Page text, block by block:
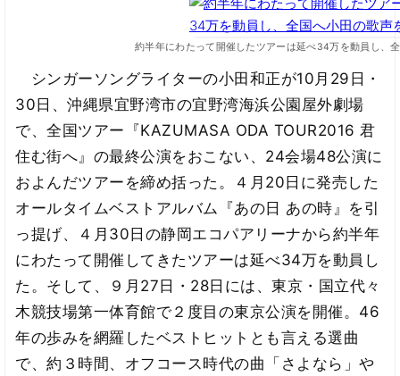
約半年にわたって開催したツアーは延べ34万を動員し、
シンガーソングライターの小田和正が10月29日・
30日、沖縄県宜野湾市の宜野湾海浜公園屋外劇場
で、全国ツアー『KAZUMASA ODA TOUR2016 君
住む街へ』の最終公演をおこない、24会場48公演に
およんだツアーを締め括った。４月20日に発売した
オールタイムベストアルバム『あの日 あの時』を引
っ提げ、４月30日の静岡エコパアリーナから約半年
にわたって開催してきたツアーは延べ34万を動員し
た。そして、９月27日・28日には、東京・国立代々
木競技場第一体育館で２度目の東京公演を開催。46
年の歩みを網羅したベストヒットとも言える選曲
で、約３時間、オフコース時代の曲「さよなら」や